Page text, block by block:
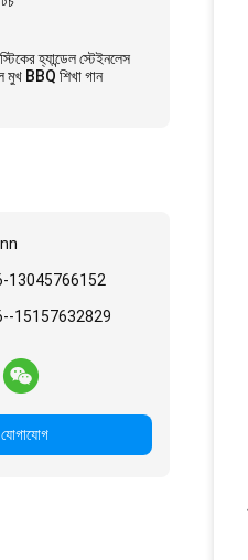
হ্যান্ডেল স্টেইনলেস
মুখ BBQ শিখা গান
13045766152
15157632829
যোগাযোগ